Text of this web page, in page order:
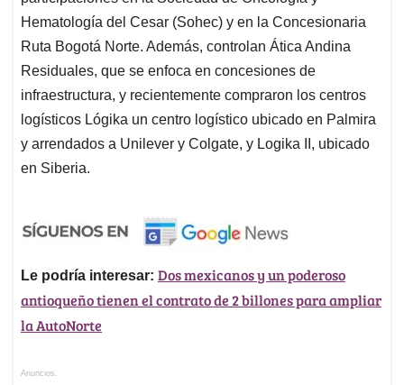
Hematología del Cesar (Sohec) y en la Concesionaria
Ruta Bogotá Norte. Además, controlan Ática Andina
Residuales, que se enfoca en concesiones de
infraestructura, y recientemente compraron los centros
logísticos Lógika un centro logístico ubicado en Palmira
y arrendados a Unilever y Colgate, y Logika II, ubicado
en Siberia.
Le podría interesar: Dos mexicanos y un poderoso
antioqueño tienen el contrato de 2 billones para ampliar
la AutoNorte
Anuncios.